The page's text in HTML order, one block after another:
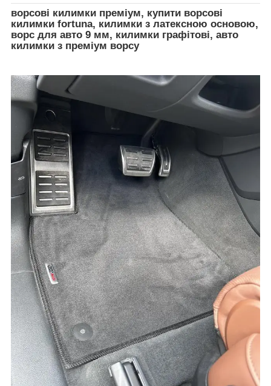
ворсові килимки преміум, купити ворсові
килимки fortuna, килимки з латексною основою,
ворс для авто 9 мм, килимки графітові, авто
килимки з преміум ворсу